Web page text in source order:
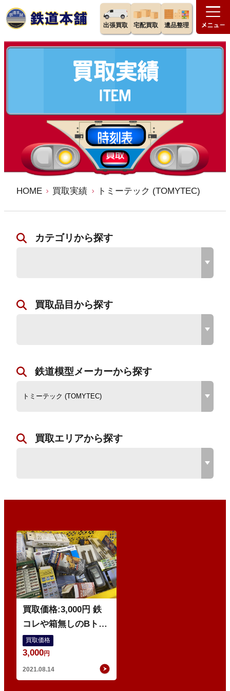
出張買取 宅配買取 遺品整理
HOME 買取実績 トミーテック (TOMYTEC)
カテゴリから探す
買取品目から探す
鉄道模型メーカーから探す
買取エリアから探す
買取価格:3,000円 鉄
コレや箱無しのBトレ
などのまとめ
買取価格
3,000円
2021.08.14